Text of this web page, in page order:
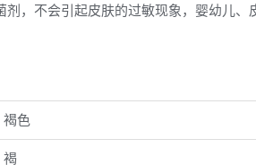
，不会引起皮肤的过敏现象，婴幼儿、
褐色
褐